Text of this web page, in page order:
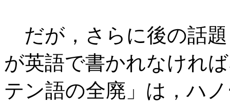
だが，さらに後の話
が英語で書かれなけれ
テン語の全廃」は，ハ